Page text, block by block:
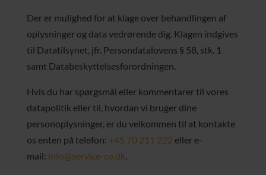
Der er mulighed for at klage over behandlingen af
oplysninger og data vedrørende dig. Klagen indgives
til Datatilsynet, jfr. Persondatalovens § 58, stk. 1
samt Databeskyttelsesforordningen.
Hvis du har spørgsmål eller kommentarer til vores
datapolitik eller til, hvordan vi bruger dine
personoplysninger, er du velkommen til at kontakte
os enten på telefon: +45 70 211 222 eller e-
mail: info@service-co.dk.